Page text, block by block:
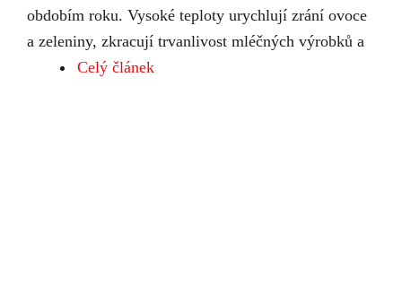
obdobím roku. Vysoké teploty urychlují zrání ovoce
a zeleniny, zkracují trvanlivost mléčných výrobků a
Celý článek